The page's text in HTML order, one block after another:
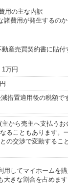
用の主な内訳
諸費用が発生するの
動産売買契約書に貼
1万円
措置適用後の税額
から売主へ支払うお
ることもあります。
の交渉で変動するこ
用してマイホームを
きな割合を占めます